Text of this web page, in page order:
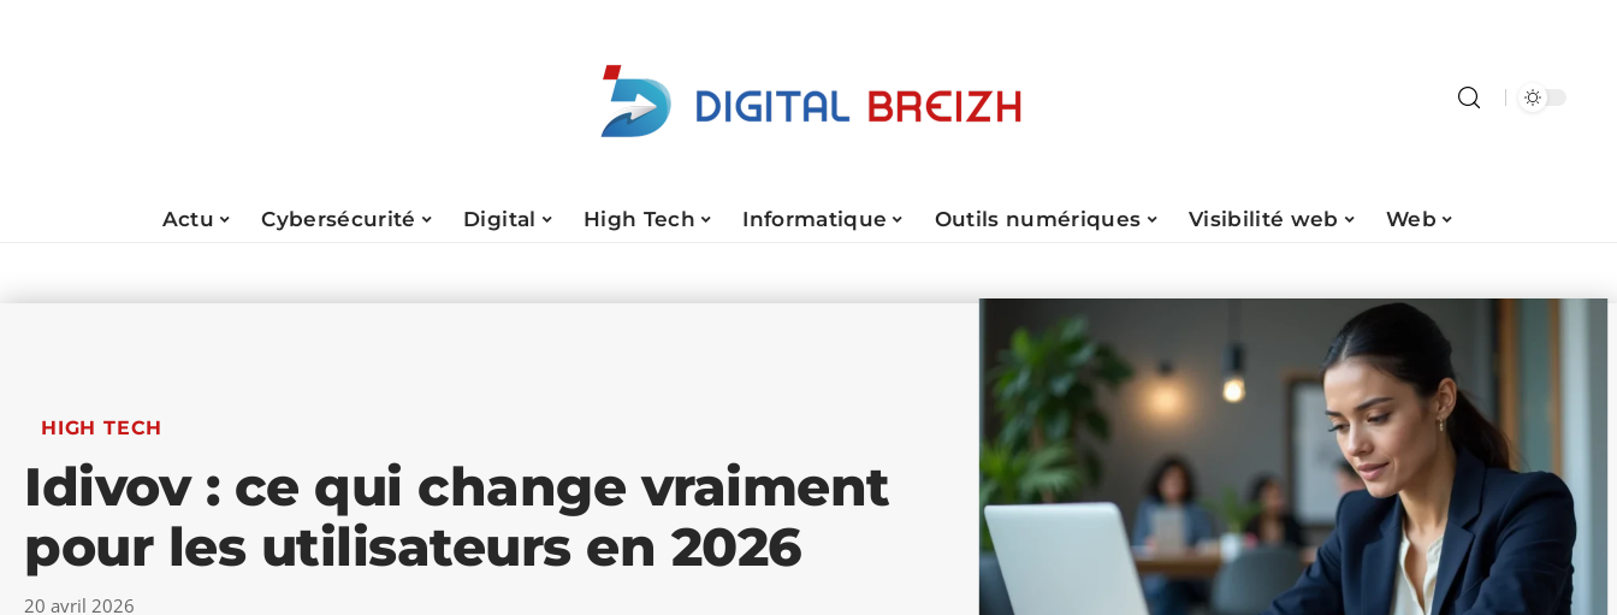
Actu Cybersécurité Digital High Tech Informatique Outils numériques Visibilité web Web
HIGH TECH
Idivov : ce qui change vraiment
pour les utilisateurs en 2026
20 avril 2026